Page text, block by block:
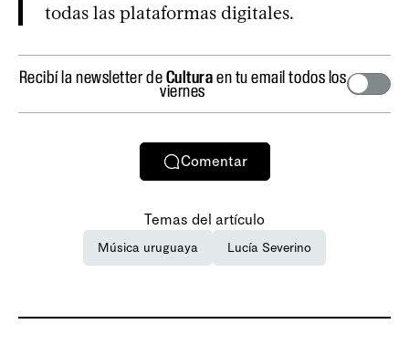
todas las plataformas digitales.
Recibí la newsletter deCulturaen tu email todos los
viernes
Comentar
Temas del artículo
Música uruguaya Lucía Severino